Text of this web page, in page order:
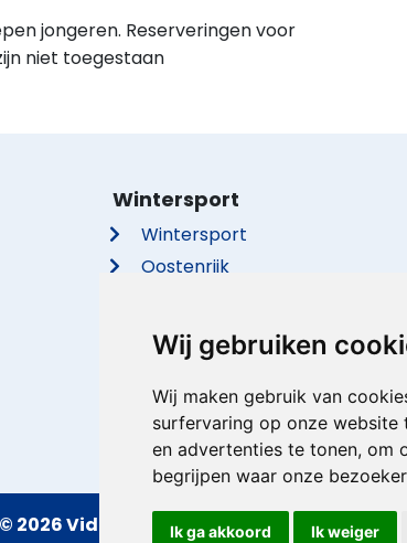
Wij gebruiken
Wij maken gebruik van
surfervaring op onze website
en advertenties te tonen, om
begrijpen waar onze
Ik ga akkoord Ik weiger
jongeren. Reserveringen voor
niet toegestaan
Wintersport
Wintersport
Oostenrijk
Italië
Duitsland
Zwitserland
Tsjechië
© 2026 VidaVilla.com